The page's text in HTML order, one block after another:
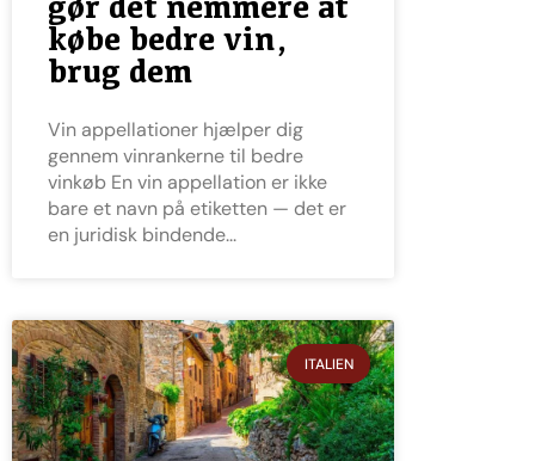
købe bedre vin,
brug dem
Vin appellationer hjælper dig
gennem vinrankerne til bedre
vinkøb En vin appellation er ikke
bare et navn på etiketten — det er
en juridisk bindende
ITALIEN